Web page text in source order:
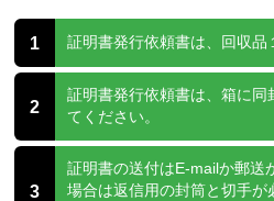
1 証明書発行依頼書は、回収品
2
証明書発行依頼書は、箱に同
てください。
3
証明書の送付はE-mailか郵送
場合は返信用の封筒と切手